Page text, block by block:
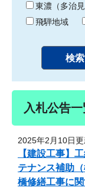
東濃（多治
飛騨地域
入札公告
2025年2月10日
【建設工事】
テナンス補助
橋修繕工事に